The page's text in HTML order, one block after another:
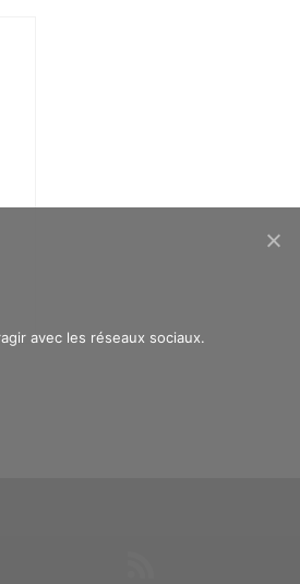
avec les réseaux sociaux.